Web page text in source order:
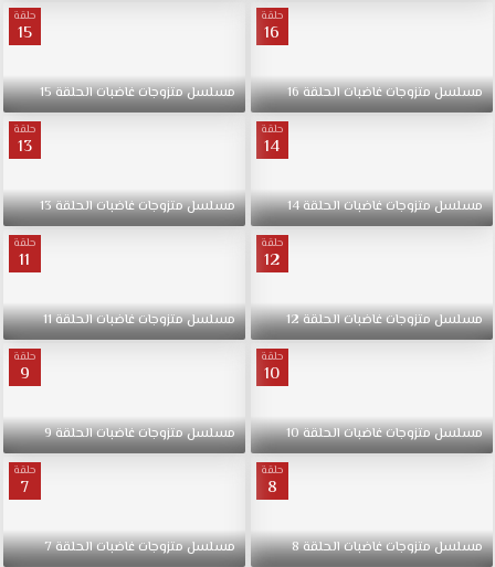
حلقة
16
مسلسلمتزوجاتغاضباتالحلقة16
حلقة
15
مسلسلمتزوجاتغاضباتالحلقة15
حلقة
14
مسلسلمتزوجاتغاضباتالحلقة14
حلقة
13
مسلسلمتزوجاتغاضباتالحلقة13
حلقة
12
مسلسلمتزوجاتغاضباتالحلقة12
حلقة
11
مسلسلمتزوجاتغاضباتالحلقة11
حلقة
10
مسلسلمتزوجاتغاضباتالحلقة10
حلقة
9
مسلسلمتزوجاتغاضباتالحلقة9
حلقة
8
مسلسلمتزوجاتغاضباتالحلقة8
حلقة
7
مسلسلمتزوجاتغاضباتالحلقة7